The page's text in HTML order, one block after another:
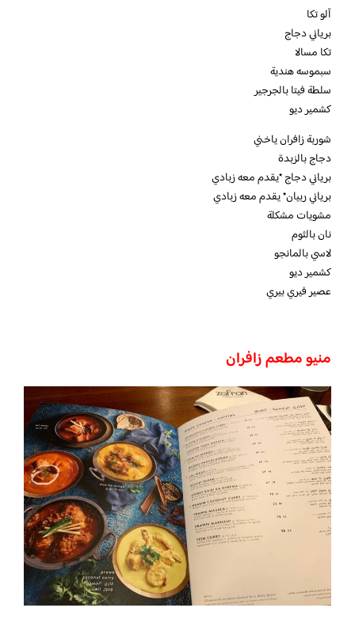
آلو تكا
برياني دجاج
تكا مسالا
سبموسه هندية
سلطة فيتا بالجرجير
كشمير ديو
‏شوربة زافران ياخني
دجاج بالزبدة
برياني دجاج *يقدم معه زبادي
برياني ربيان* يقدم معه زبادي
مشويات مشكلة
نان بالثوم
لاسي بالمانجو
كشمير ديو
عصير فيري بيري
منيو مطعم زافران